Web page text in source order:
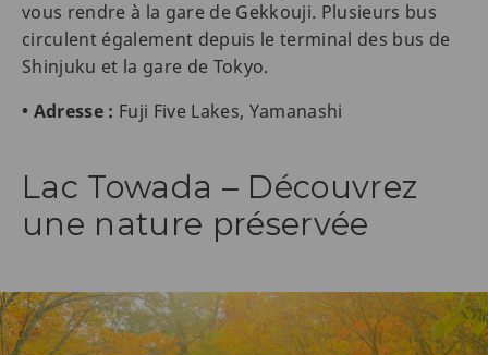
vous rendre à la gare de Gekkouji. Plusieurs bus
circulent également depuis le terminal des bus de
Shinjuku et la gare de Tokyo.
• Adresse : Fuji Five Lakes, Yamanashi
Lac Towada – Découvrez
une nature préservée